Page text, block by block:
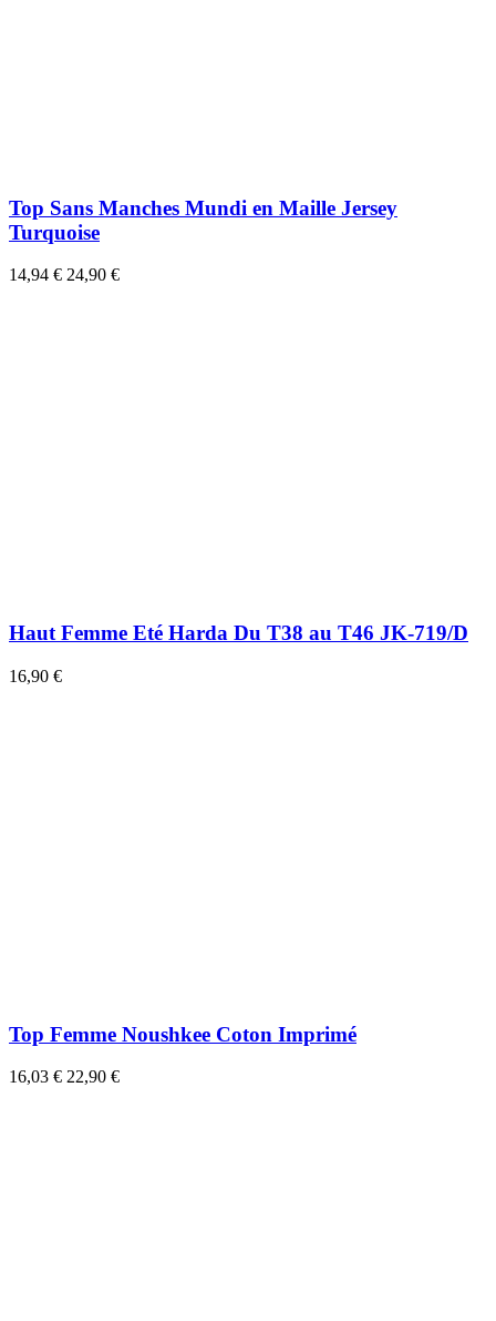
Top Sans Manches Mundi en Maille Jersey
Turquoise
14,94 € 24,90 €
Haut Femme Eté Harda Du T38 au T46 JK-719/D
16,90 €
Top Femme Noushkee Coton Imprimé
16,03 € 22,90 €